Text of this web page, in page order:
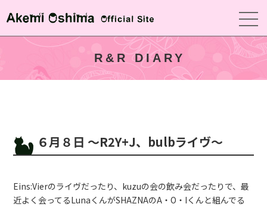
R&R DIARY
６月８日 〜R2Y+J、bulbライヴ〜
Eins:Vierのライヴだったり、kuzuの会の飲み会だったりで、最
近よく会ってるLunaくんがSHAZNAのA・O・Iくんと組んでる